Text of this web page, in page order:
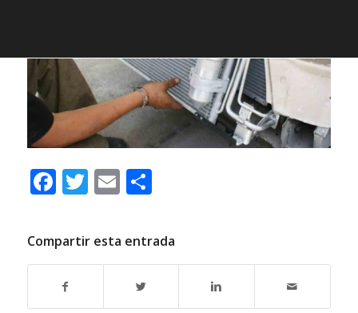
Facebook
Twitter
EmailCompartir
Compartir esta entrada